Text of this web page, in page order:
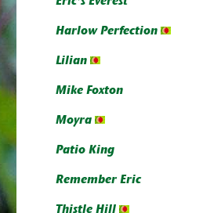
Harlow Perfection
Lilian
Mike Foxton
Moyra
Patio King
Remember Eric
Thistle Hill